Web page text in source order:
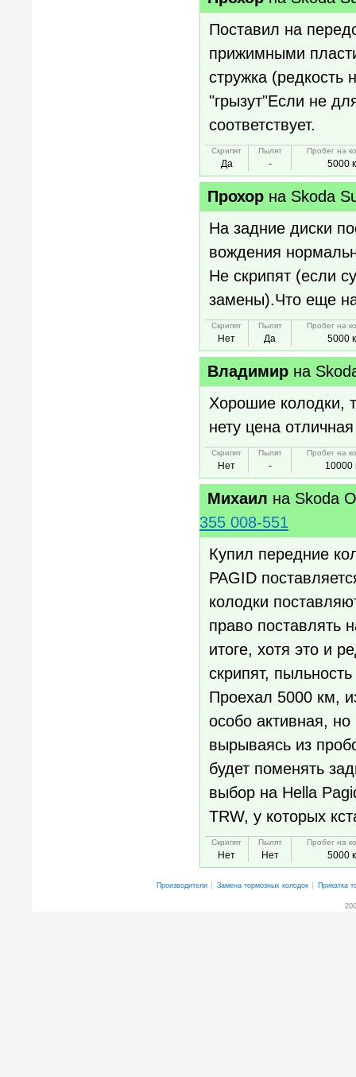
Поставил на
прижимными
стружка (редкость
"грызут"Если не
соответствует.
Скрипят
Да
Пылят
-
Пробег на
5000
Прохор на Skoda
На задние диски
вождения
Не скрипят (если
замены).Что еще
Скрипят
Нет
Пылят
Да
Пробег на
5000
Владимир на
Хорошие колодки,
нету цена
Скрипят
Нет
Пылят
-
Пробег на
10000
Михаил на Skoda
355 008-551
Купил передние
PAGID
колодки
право поставлять
итоге, хотя это и
скрипят,
Проехал 5000 км,
особо активная,
вырываясь из
будет поменять
выбор на Hella
TRW, у которых
Скрипят
Нет
Пылят
Нет
Пробег на
5000
Производители Замена тормозных колодок Прикатка